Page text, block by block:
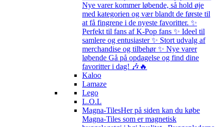
Nye varer kommer løbende, så hold øje
med kategorien og vær blandt de første til
at få fingrene i de nyeste favoritter. ✨
Perfekt til fans af K-Pop fans ✨ Ideel til
samlere og entusiaster ✨ Stort udvalg af
merchandise og tilbehør ✨ Nye varer
løbende Gå på opdagelse og find dine
favoritter i dag! 🎶🔥
Kaloo
Lamaze
Lego
L.O.L
Magna-TilesHer på siden kan du købe
Magna-Tiles som er magnetisk